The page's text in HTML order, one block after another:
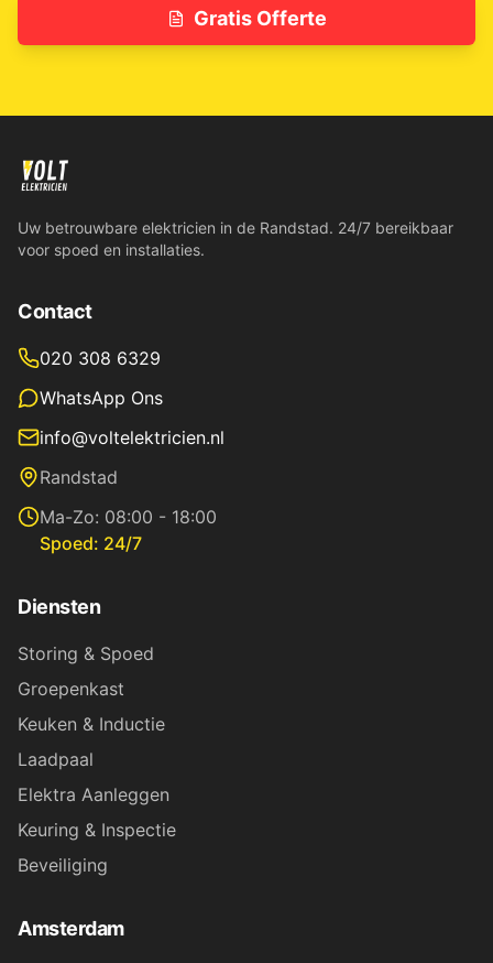
Gratis Offerte
Uw betrouwbare elektricien in de Randstad. 24/7 bereikbaar
voor spoed en installaties.
Contact
020 308 6329
WhatsApp Ons
info@voltelektricien.nl
Randstad
Ma-Zo: 08:00 - 18:00
Spoed: 24/7
Diensten
Storing & Spoed
Groepenkast
Keuken & Inductie
Laadpaal
Elektra Aanleggen
Keuring & Inspectie
Beveiliging
Amsterdam